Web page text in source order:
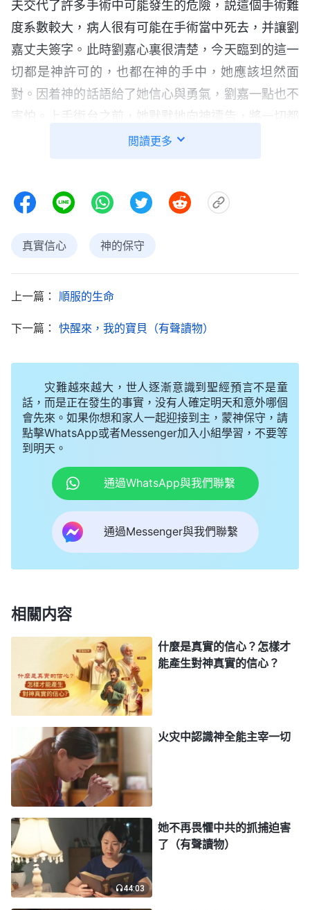
夫交代了許多手術中可能發生的危險，説這個手術難
度系數較大，病人很有可能在手術當中死去，并讓劉
嘉丈夫簽字。此時劉嘉心裏很清楚，今天臨到的這一
切都是神許可的，也都在神的手中，她應該坦然面
對。因着神的話語給了她信心與勇氣，劉嘉一點也不
害怕。上手術台之前，她默默地向神禱告，將一切都
交托給神，心裏感到特别踏實。
出一個約兩斤多重，形狀像猪心一樣的腫瘤。令劉嘉
奇怪的是，做了這麽大的手術，除了刀口有點痛以
外，劉嘉并不覺得很痛苦，其他做完手術的病人回來
人，做完這麽大的手術，氣色竟然還這麽好！」看着
她們一個個不可思議的樣子，劉嘉知道這全是神的恩
醫生説要把切下來的腫瘤拿去化驗，看是良性還是惡
性，如果是癌症就需要化療。當劉嘉再聽到這些話的
時候，她的心不再慌亂、膽怯，經歷了神的大能，劉
服。于是劉嘉默默地向神禱告：「神啊！我將自己的
病完全交在你手中，哪怕是癌症，我也不埋怨神，願
意順服神的主宰安排！」
結果，劉嘉雖然早有心理準備，但想到自己在不久的
許就要隨着生命的消逝而終結，她還是不由得悲傷起
來，凄凉之感一點點涌上心頭。就在這時，神的話語
開啓了她：「摸着神話有依靠，神的話語速效救心！
難通過，豁出性命能踏實通行。人有膽怯害怕的意
念，正是撒但的愚弄，怕我們越過信心的橋梁進入神
裏面。」《話・卷一 神的顯現與作工・第六篇説話》
「神的生命力能戰勝一切的力量，更超越一切的力
量，他的生命是永久的，他的力量是超凡的……人的
生命是來源于神，天的存在是因着神，地的生存也是
來源于神的生命的力量，任何帶有生機的東西都不能
超越神的主宰，任何帶有活力的東西都不能擺脱神權
閲讀更多
真實信心 神的保守
上一篇： 順服的生命
下一篇： 快醒來，我的寶貝（有聲讀物）
灾難越來越大，世人逐漸意識到聖經預言不是童
話，而是正在發生的事實，没有人確定明天和意外哪個
會先來。如果你想和家人一起迎接到主，蒙神保守，請
點擊WhatsApp或者Messenger加入小組學習，不要等
到明天。
通過WhatsApp與我們聯繫
通過Messenger與我們聯繫
相關内容
什麼是真實的信心？怎樣才
能產生對神真實的信心？
火灾中認識神全能主宰一切
44:03
她不再畏懼中共的抓捕迫害
了（有聲讀物）